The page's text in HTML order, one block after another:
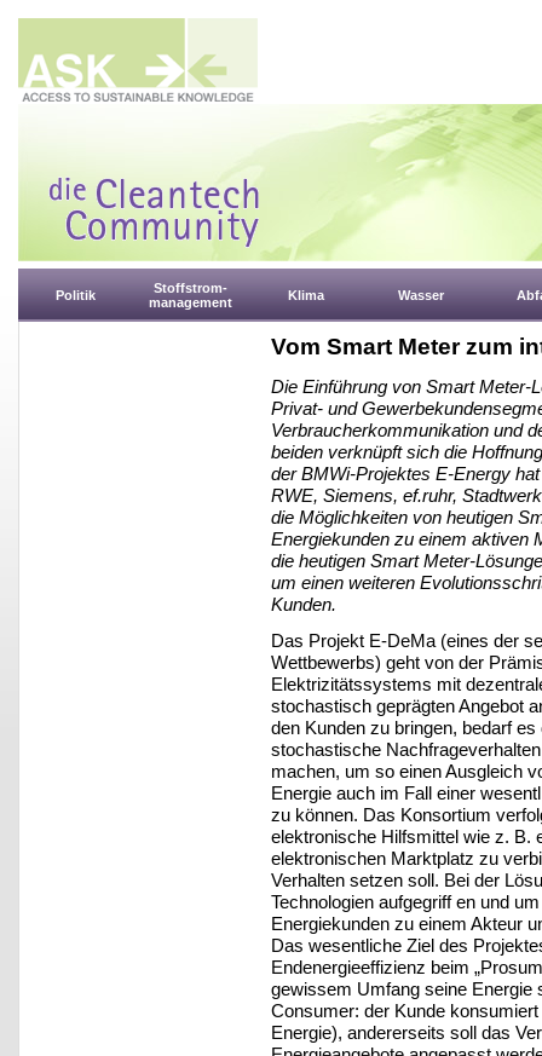
Politik
Stoffstrom-
management
Klima Wasser
Vom Smart Meter zum
Die Einführung von Smart Meter-
Privat- und
Verbraucherkommunikation und
beiden verknüpft sich die
der BMWi-Projektes E-Energy
RWE, Siemens, ef.ruhr,
die Möglichkeiten von heutigen
Energiekunden zu einem aktiven
die heutigen Smart Meter-
um einen weiteren
Kunden.
Das Projekt E-DeMa (eines der
Wettbewerbs) geht von der
Elektrizitätssystems mit
stochastisch geprägten Angebot
den Kunden zu bringen, bedarf
stochastische
machen, um so einen Ausgleich
Energie auch im Fall einer
zu können. Das Konsortium
elektronische Hilfsmittel wie z. B.
elektronischen Marktplatz zu
Verhalten setzen soll. Bei der
Technologien aufgegriff en und
Energiekunden zu einem Akteur
Das wesentliche Ziel des
Endenergieeffizienz beim
gewissem Umfang seine Energie
Consumer: der Kunde
Energie), andererseits soll das